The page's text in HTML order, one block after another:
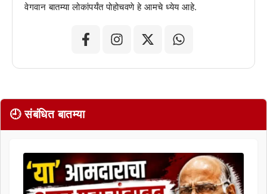
वेगवान बातम्या लोकांपर्यंत पोहोचवणे हे आमचे ध्येय आहे.
🕘 संबंधित बातम्या